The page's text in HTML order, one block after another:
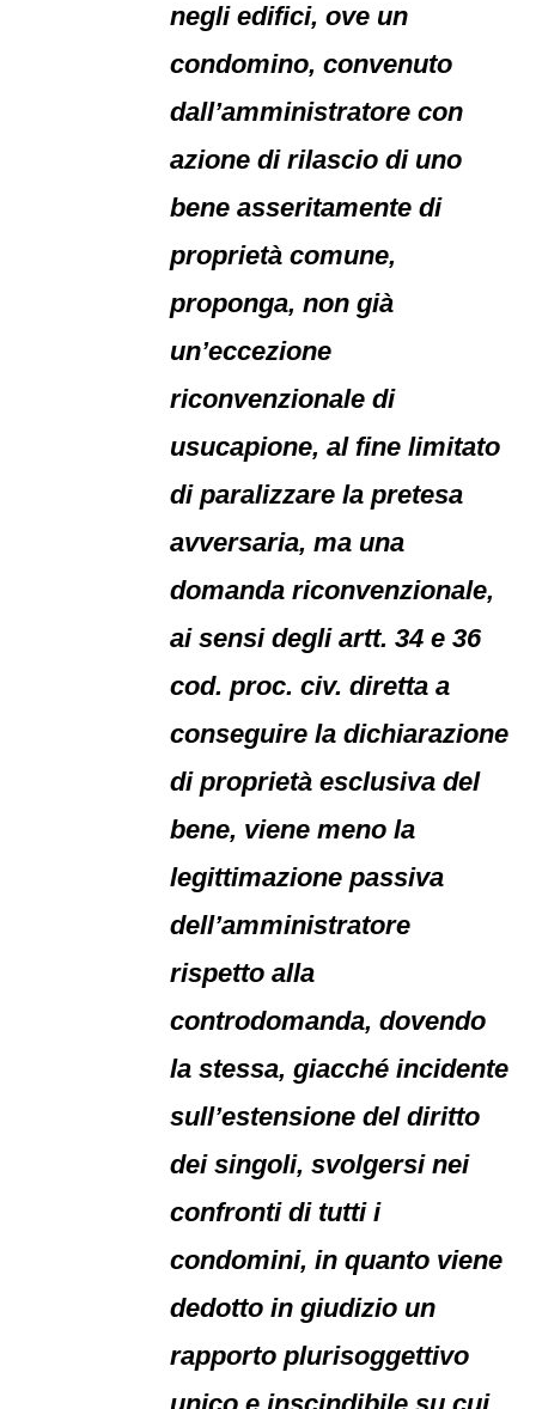
negli edifici, ove un
condomino, convenuto
dall’amministratore con
azione di rilascio di uno
bene asseritamente di
proprietà comune,
proponga, non già
un’eccezione
riconvenzionale di
usucapione, al fine limitato
di paralizzare la pretesa
avversaria, ma una
domanda riconvenzionale,
ai sensi degli artt. 34 e 36
cod. proc. civ. diretta a
conseguire la dichiarazione
di proprietà esclusiva del
bene, viene meno la
legittimazione passiva
dell’amministratore
rispetto alla
controdomanda, dovendo
la stessa, giacché incidente
sull’estensione del diritto
dei singoli, svolgersi nei
confronti di tutti i
condomini, in quanto viene
dedotto in giudizio un
rapporto plurisoggettivo